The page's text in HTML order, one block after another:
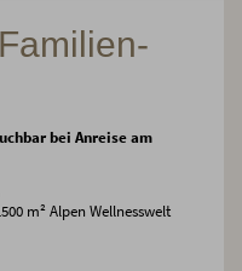
bei Anreise am
m² Alpen Wellnesswelt